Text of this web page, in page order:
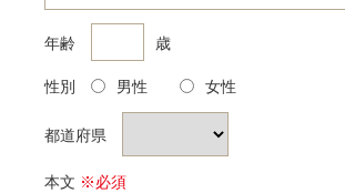
年齢 歳
性別 男性 女性
都道府県
本文 ※必須